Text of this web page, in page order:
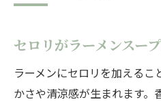
セロリがラーメンスー
ラーメンにセロリを加えるこ
かさや清涼感が生まれます。